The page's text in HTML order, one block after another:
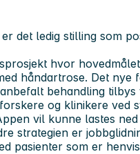
er det ledig stilling som
hvor
håndartrose. Det nye
behandling tilbys
og klinikere ved
vil kunne lastes
strategien er
pasienter som er